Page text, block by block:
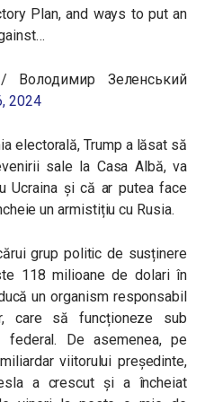
Plan, and ways to put an
Зеленський
2024
electorală, Trump a lăsat să
sale la Casa Albă, va
Ucraina și că ar putea face
un armistițiu cu Rusia.
grup politic de susținere
118 milioane de dolari în
un organism responsabil
care să funcționeze sub
federal. De asemenea, pe
viitorului președinte,
a crescut și a încheiat